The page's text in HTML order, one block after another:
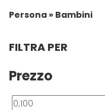
Persona » Bambini
FILTRA PER
Prezzo